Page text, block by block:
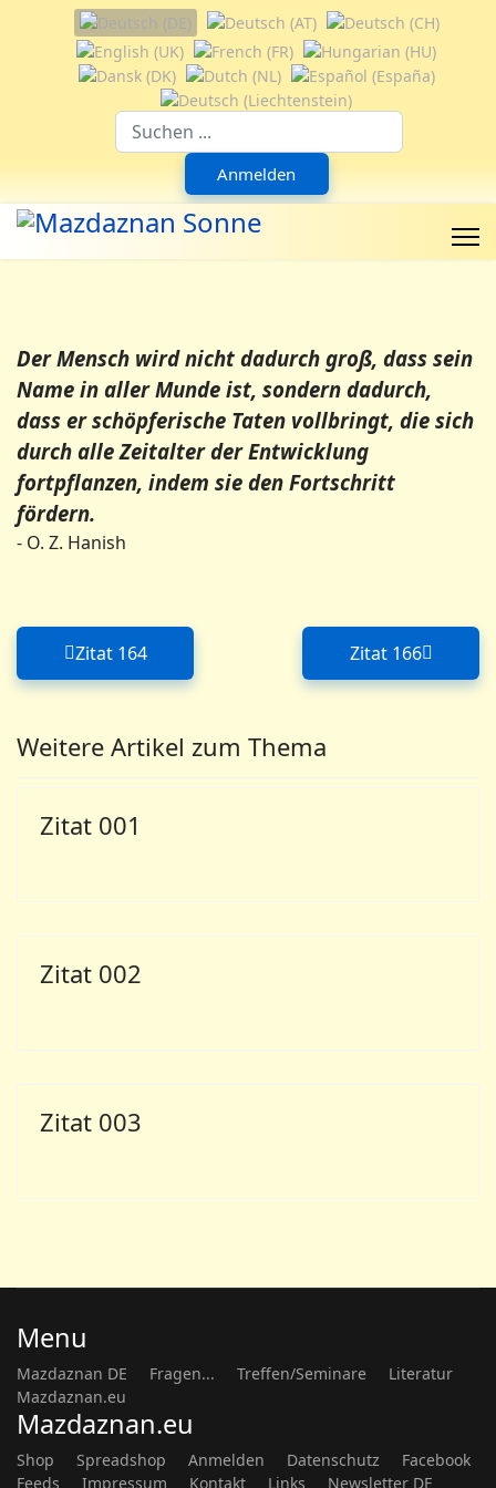
Sprache auswählen
Anmelden
Der Mensch wird nicht dadurch groß, dass sein
Name in aller Munde ist, sondern dadurch,
dass er schöpferische Taten vollbringt, die sich
durch alle Zeitalter der Entwicklung
fortpflanzen, indem sie den Fortschritt
fördern.
- O. Z. Hanish
Vorheriger Beitrag: Zitat 164
Zitat 164 Nächster
Zitat 166
Weitere Artikel zum Thema
Zitat 001
Zitat 002
Zitat 003
Menu
Mazdaznan DE Fragen... Treffen/Seminare
Literatur
Mazdaznan.eu
Mazdaznan.eu
Shop Spreadshop Anmelden Datenschutz
Facebook
Feeds
Impressum Kontakt Links Newsletter DE